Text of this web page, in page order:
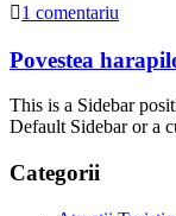
1 comentariu
Povestea
This is a Sidebar
Default Sidebar or a
Categorii